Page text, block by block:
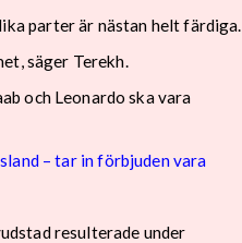
parter är nästan helt färdiga.
säger Terekh.
och Leonardo ska vara
– tar in förbjuden vara
resulterade under